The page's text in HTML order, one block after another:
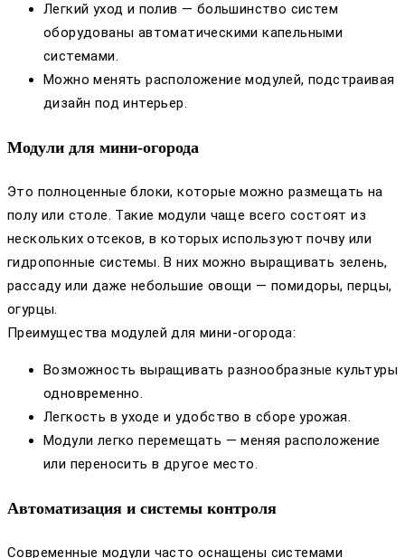
Легкий уход и полив — большинство систем
оборудованы автоматическими капельными
системами.
Можно менять расположение модулей, подстраивая
дизайн под интерьер.
Модули для мини-огорода
Это полноценные блоки, которые можно размещать на
полу или столе. Такие модули чаще всего состоят из
нескольких отсеков, в которых используют почву или
гидропонные системы. В них можно выращивать зелень,
рассаду или даже небольшие овощи — помидоры, перцы,
огурцы.
Преимущества модулей для мини-огорода:
Возможность выращивать разнообразные культуры
одновременно.
Легкость в уходе и удобство в сборе урожая.
Модули легко перемещать — меняя расположение
или переносить в другое место.
Автоматизация и системы контроля
Современные модули часто оснащены системами